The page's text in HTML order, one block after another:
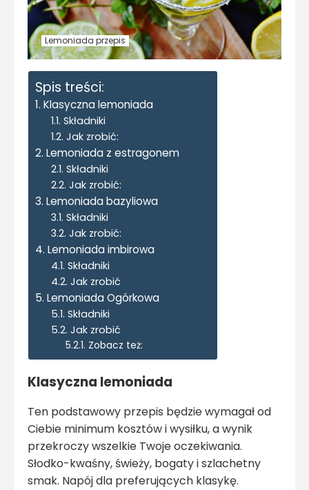
Lemoniada przepis
Spis treści:
Klasyczna lemoniada
Składniki
Jak zrobić:
Lemoniada z estragonem
Składniki
Jak zrobić:
Lemoniada bazyliowa
Składniki
Jak zrobić:
Lemoniada imbirowa
Składniki
Jak zrobić
Lemoniada Ogórkowa
Składniki
Jak zrobić
Zobacz też:
Klasyczna lemoniada
Ten podstawowy przepis będzie wymagał od
Ciebie minimum kosztów i wysiłku, a wynik
przekroczy wszelkie Twoje oczekiwania.
Słodko-kwaśny, świeży, bogaty i szlachetny
smak. Napój dla preferujących klasykę.